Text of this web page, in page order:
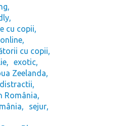
cu copii
cu copii
exotic
Zeelanda
România
sejur